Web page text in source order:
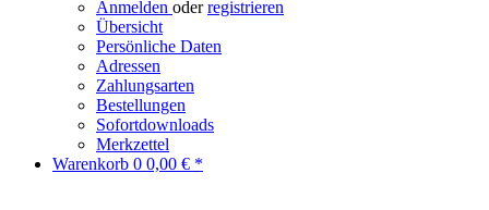
Anmelden oderregistrieren
Übersicht
Persönliche Daten
Adressen
Zahlungsarten
Bestellungen
Sofortdownloads
Merkzettel
Warenkorb 0 0,00 € *